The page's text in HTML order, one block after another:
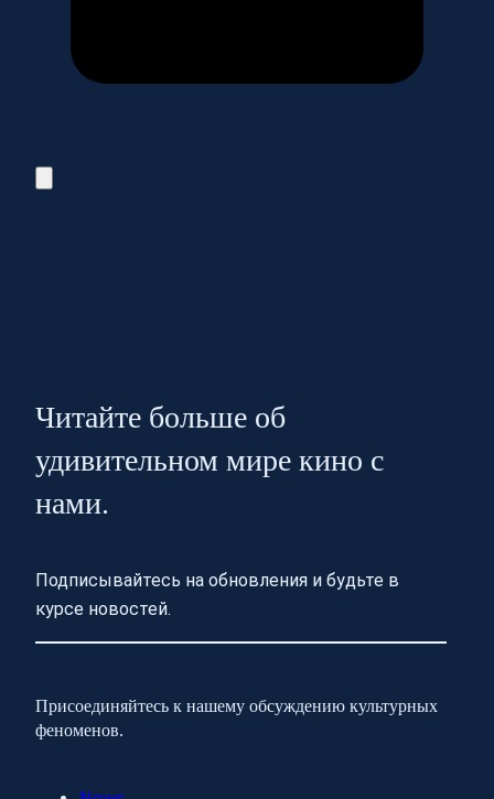
Читайте больше об
удивительном мире кино с
нами.
Подписывайтесь на обновления и будьте в
курсе новостей.
Присоединяйтесь к нашему обсуждению культурных
феноменов.